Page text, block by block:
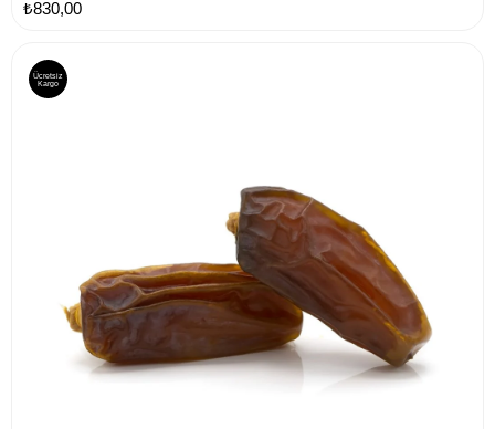
₺830,00
Ücretsiz
Kargo